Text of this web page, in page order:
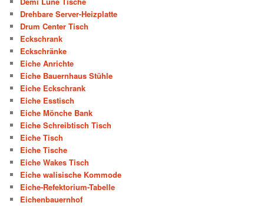
Drehbare Server-Heizplatte
Drum Center Tisch
Eckschrank
Eckschränke
Eiche Anrichte
Eiche Bauernhaus Stühle
Eiche Eckschrank
Eiche Esstisch
Eiche Mönche Bank
Eiche Schreibtisch Tisch
Eiche Tisch
Eiche Tische
Eiche Wakes Tisch
Eiche walisische Kommode
Eiche-Refektorium-Tabelle
Eichenbauernhof